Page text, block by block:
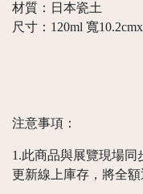
材質：日本瓷土
尺寸：120ml 寬
注意事項：
1.此商品與展覽現場
更新線上庫存，將全額